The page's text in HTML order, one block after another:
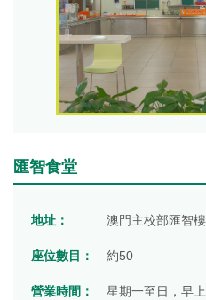
匯智食堂
地址： 澳門主校部匯智
座位數目： 約50
營業時間：
星期一至日，早